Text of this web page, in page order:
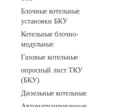
Блочные котельные
установки БКУ
Котельные блочно-
модульные
Газовые котельные
опросный лист ТКУ
(БКУ)
Дизельные котельные